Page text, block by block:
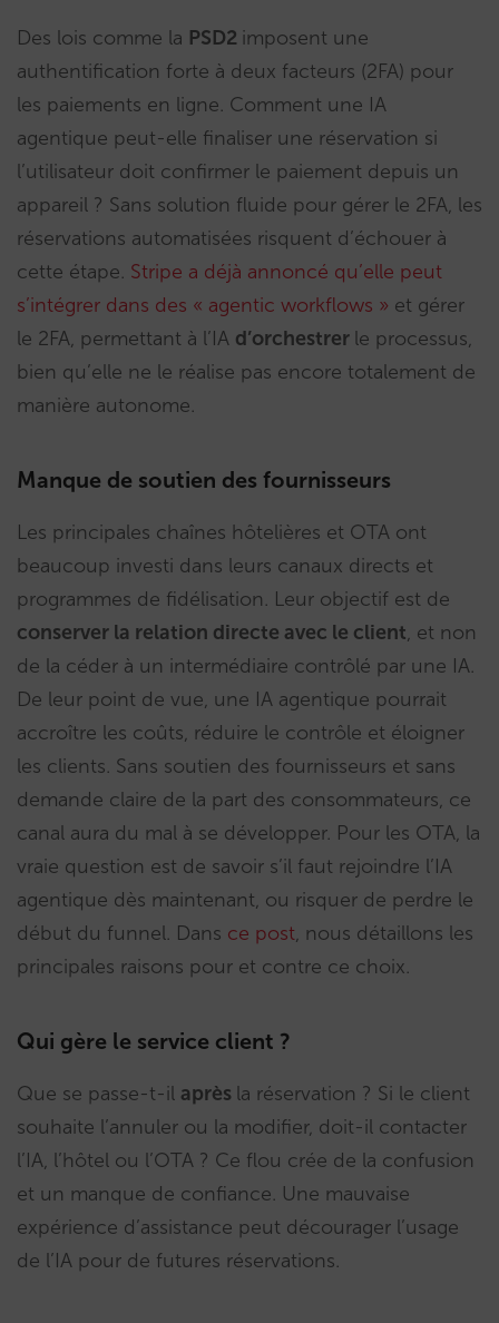
Des lois comme la PSD2 imposent une
authentification forte à deux facteurs (2FA) pour
les paiements en ligne. Comment une IA
agentique peut-elle finaliser une réservation si
l’utilisateur doit confirmer le paiement depuis un
appareil ? Sans solution fluide pour gérer le 2FA, les
réservations automatisées risquent d’échouer à
cette étape. Stripe a déjà annoncé qu’elle peut
s’intégrer dans des « agentic workflows » et gérer
le 2FA, permettant à l’IA d’orchestrer le processus,
bien qu’elle ne le réalise pas encore totalement de
manière autonome.
Manque de soutien des fournisseurs
Les principales chaînes hôtelières et OTA ont
beaucoup investi dans leurs canaux directs et
programmes de fidélisation. Leur objectif est de
conserver la relation directe avec le client, et non
de la céder à un intermédiaire contrôlé par une IA.
De leur point de vue, une IA agentique pourrait
accroître les coûts, réduire le contrôle et éloigner
les clients. Sans soutien des fournisseurs et sans
demande claire de la part des consommateurs, ce
canal aura du mal à se développer. Pour les OTA, la
vraie question est de savoir s’il faut rejoindre l’IA
agentique dès maintenant, ou risquer de perdre le
début du funnel. Dans ce post, nous détaillons les
principales raisons pour et contre ce choix.
Qui gère le service client ?
Que se passe-t-il après la réservation ? Si le client
souhaite l’annuler ou la modifier, doit-il contacter
l’IA, l’hôtel ou l’OTA ? Ce flou crée de la confusion
et un manque de confiance. Une mauvaise
expérience d’assistance peut décourager l’usage
de l’IA pour de futures réservations.